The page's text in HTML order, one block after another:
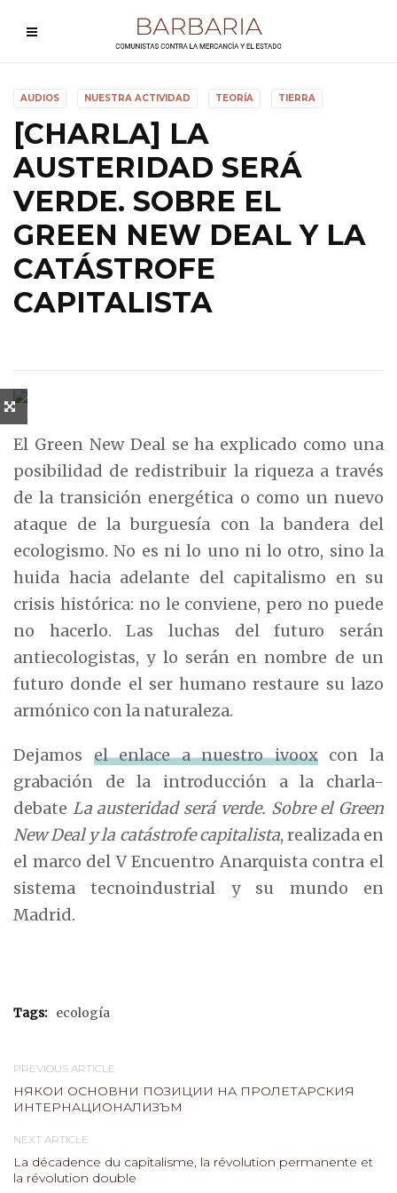
AUDIOS NUESTRA ACTIVIDAD TEORÍA TIERRA
[CHARLA] LA
AUSTERIDAD SERÁ
VERDE. SOBRE EL
GREEN NEW DEAL Y LA
CATÁSTROFE
CAPITALISTA
El Green New Deal se ha explicado como una
posibilidad de redistribuir la riqueza a través
de la transición energética o como un nuevo
ataque de la burguesía con la bandera del
ecologismo. No es ni lo uno ni lo otro, sino la
huida hacia adelante del capitalismo en su
crisis histórica: no le conviene, pero no puede
no hacerlo. Las luchas del futuro serán
antiecologistas, y lo serán en nombre de un
futuro donde el ser humano restaure su lazo
armónico con la naturaleza.
Dejamos el enlace a nuestro ivooxcon la
grabación de la introducción a la charla-
debate La austeridad será verde. Sobre el Green
New Deal y la catástrofe capitalista, realizada en
el marco del V Encuentro Anarquista contra el
sistema tecnoindustrial y su mundo en
Madrid.
Tags: ecología
PREVIOUS ARTICLE
НЯКОИ ОСНОВНИ ПОЗИЦИИ НА ПРОЛЕТАРСКИЯ
ИНТЕРНАЦИОНАЛИЗЪМ
NEXT ARTICLE
La décadence du capitalisme, la révolution permanente et
la révolution double